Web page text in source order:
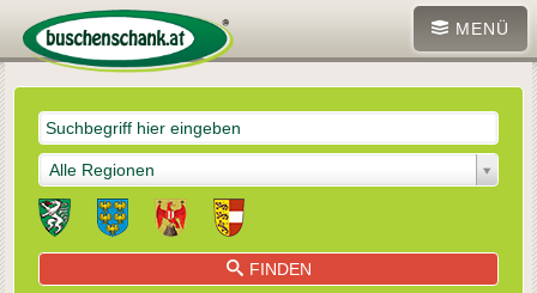
MENÜ
Alle Regionen
FINDEN